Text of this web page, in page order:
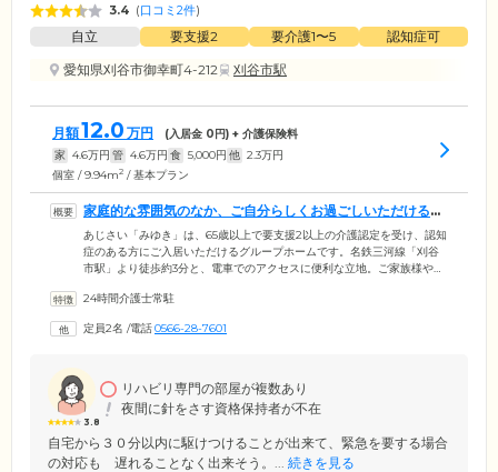
3.4 (口コミ2件)
自立 要支援2 要介護1〜5
認知症可
愛知県刈谷市御幸町4-212
刈谷市駅
月額12.0 万円 (入居金 0円) + 介護保険料
家 4.6万円 管 4.6万円 食 5,000円 他 2.3万円
個室 / 9.94m2 / 基本プラン
家庭的な雰囲気のなか、ご自分らしくお過ごしいただける環
境です
あじさい「みゆき」は、65歳以上で要支援2以上の介護認定を受け、認知
症のある方にご入居いただけるグループホームです。名鉄三河線「刈谷
市駅」より徒歩約3分と、電車でのアクセスに便利な立地。ご家族様やご
か、少人数で共同生活を送ることにより、認知症の症状の進行緩和を目
でお任せいたします。スタッフ一同は、ご入居者様が安心してその人ら
24時間介護士常駐
定員2名 /電話0566-28-7601
3.8
リハビリ専門の部屋が複数あり
夜間に針をさす資格保持者が不在
自宅から３０分以内に駆けつけることが出来て、緊急を要する場合
の対応も゙遅れることなく出来そう。... 続きを見る